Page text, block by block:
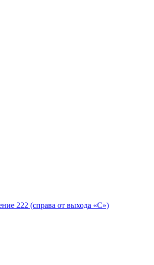
222 (справа от выхода «С»)